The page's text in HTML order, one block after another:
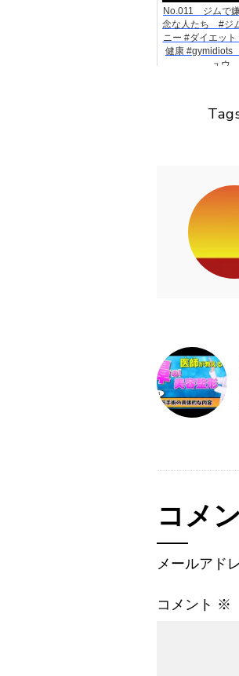
No.011 ジムで
念な人たち #ジ
ニー #ダイエット
健康 #gymidiots
ュウ
コメ
メールアド
コメント ※